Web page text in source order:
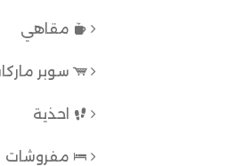
مقاهي
سوبر
احذية
مفروشات